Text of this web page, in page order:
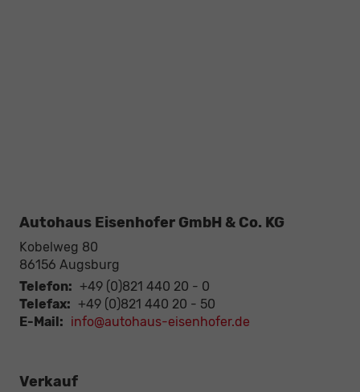
Autohaus Eisenhofer GmbH & Co. KG
Kobelweg 80
86156 Augsburg
Telefon: +49 (0)821 440 20 - 0
Telefax: +49 (0)821 440 20 - 50
E-Mail: info@autohaus-eisenhofer.de
Verkauf